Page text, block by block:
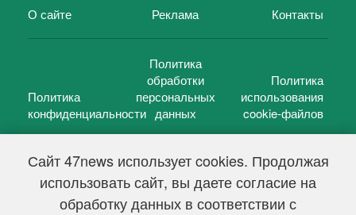
Сайт 47news использует cookies. Продолжая
использовать сайт, вы даете согласие на
обработку данных в соответствии с
О сайте Реклама Контакты
Политика
конфиденциальности
Политика
обработки
персональных
данных
Политика
использования
cookie-файлов
47 новостей (47 news)2005 — 2026 г.
Свидетельство о регистрации СМИ Эл № ФС 77-39848, выдано